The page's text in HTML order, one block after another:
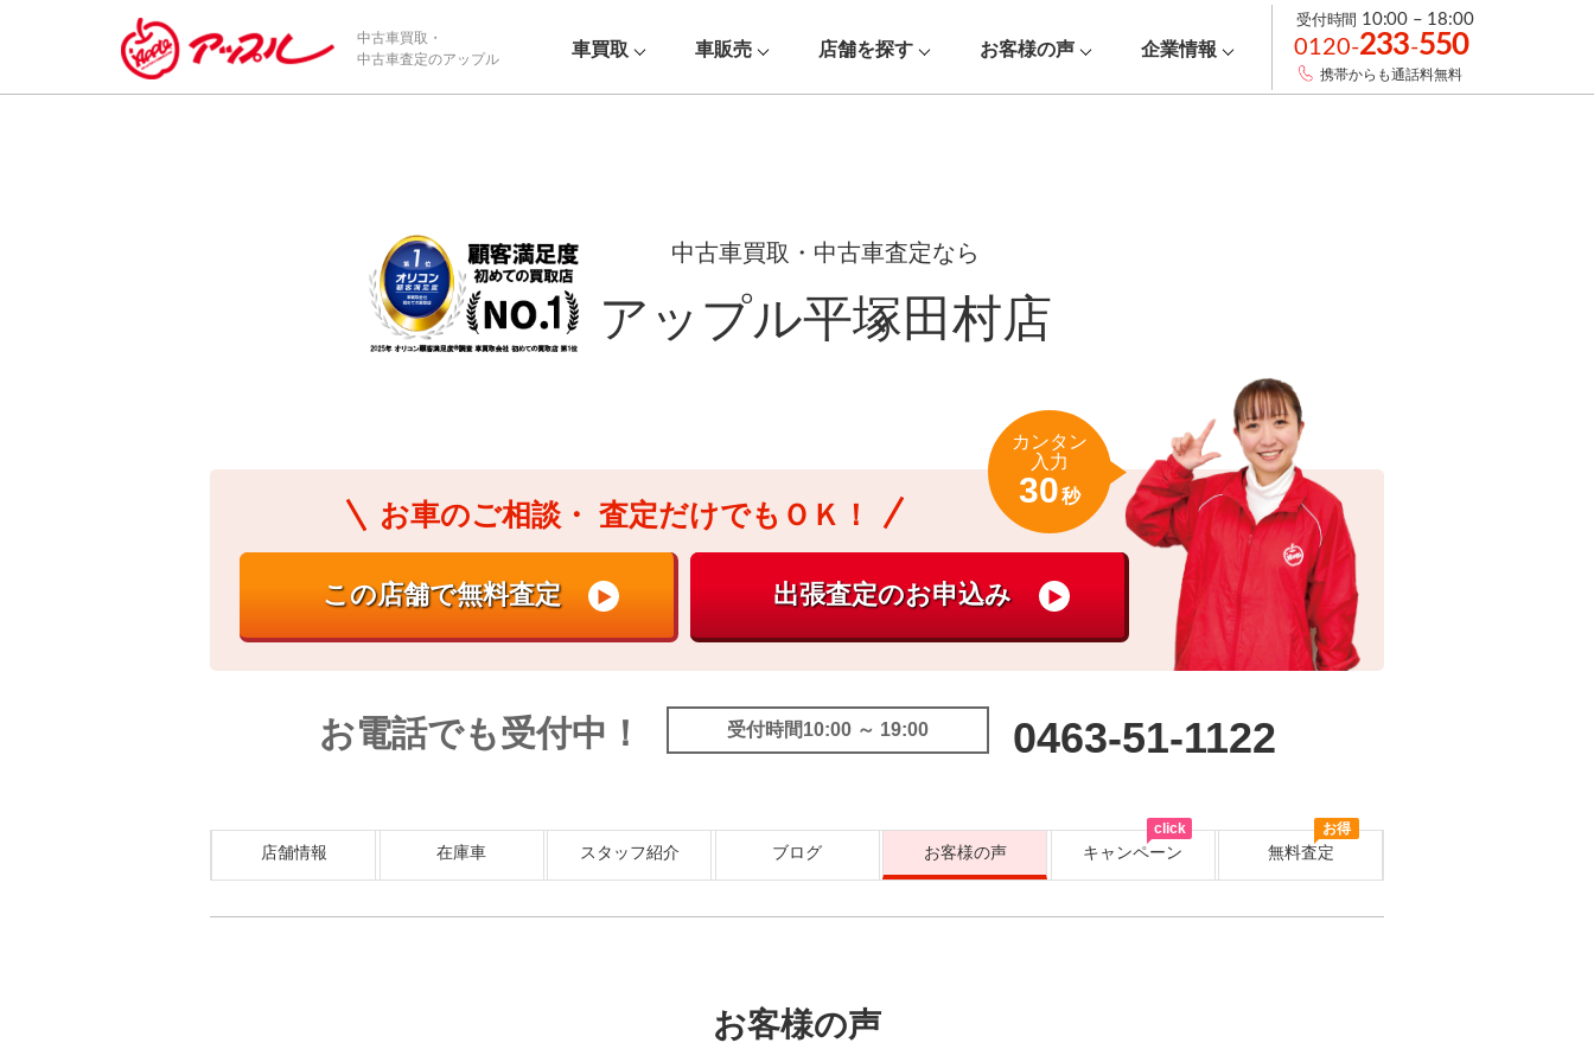
/*ABテスト_新規査定フォームの為のCVボタン*/
中古車買取・
中古車査定のアップル
車買取 車販売 店舗を探す お客様の声 企業情報
受付時間 10:00 – 18:00
0120-233-550
携帯からも通話料無料
中古車買取・中古車査定なら
アップル平塚田村店
お車のご相談・ 査定だけでもＯＫ！
カンタン
入力
30秒
お電話でも受付中！ 受付時間10:00 ～ 19:00 0463-51-1122
店舗情報 在庫車 スタッフ紹介 ブログ お客様の声 キャンペーン
お得
無料査定
click
お客様の声